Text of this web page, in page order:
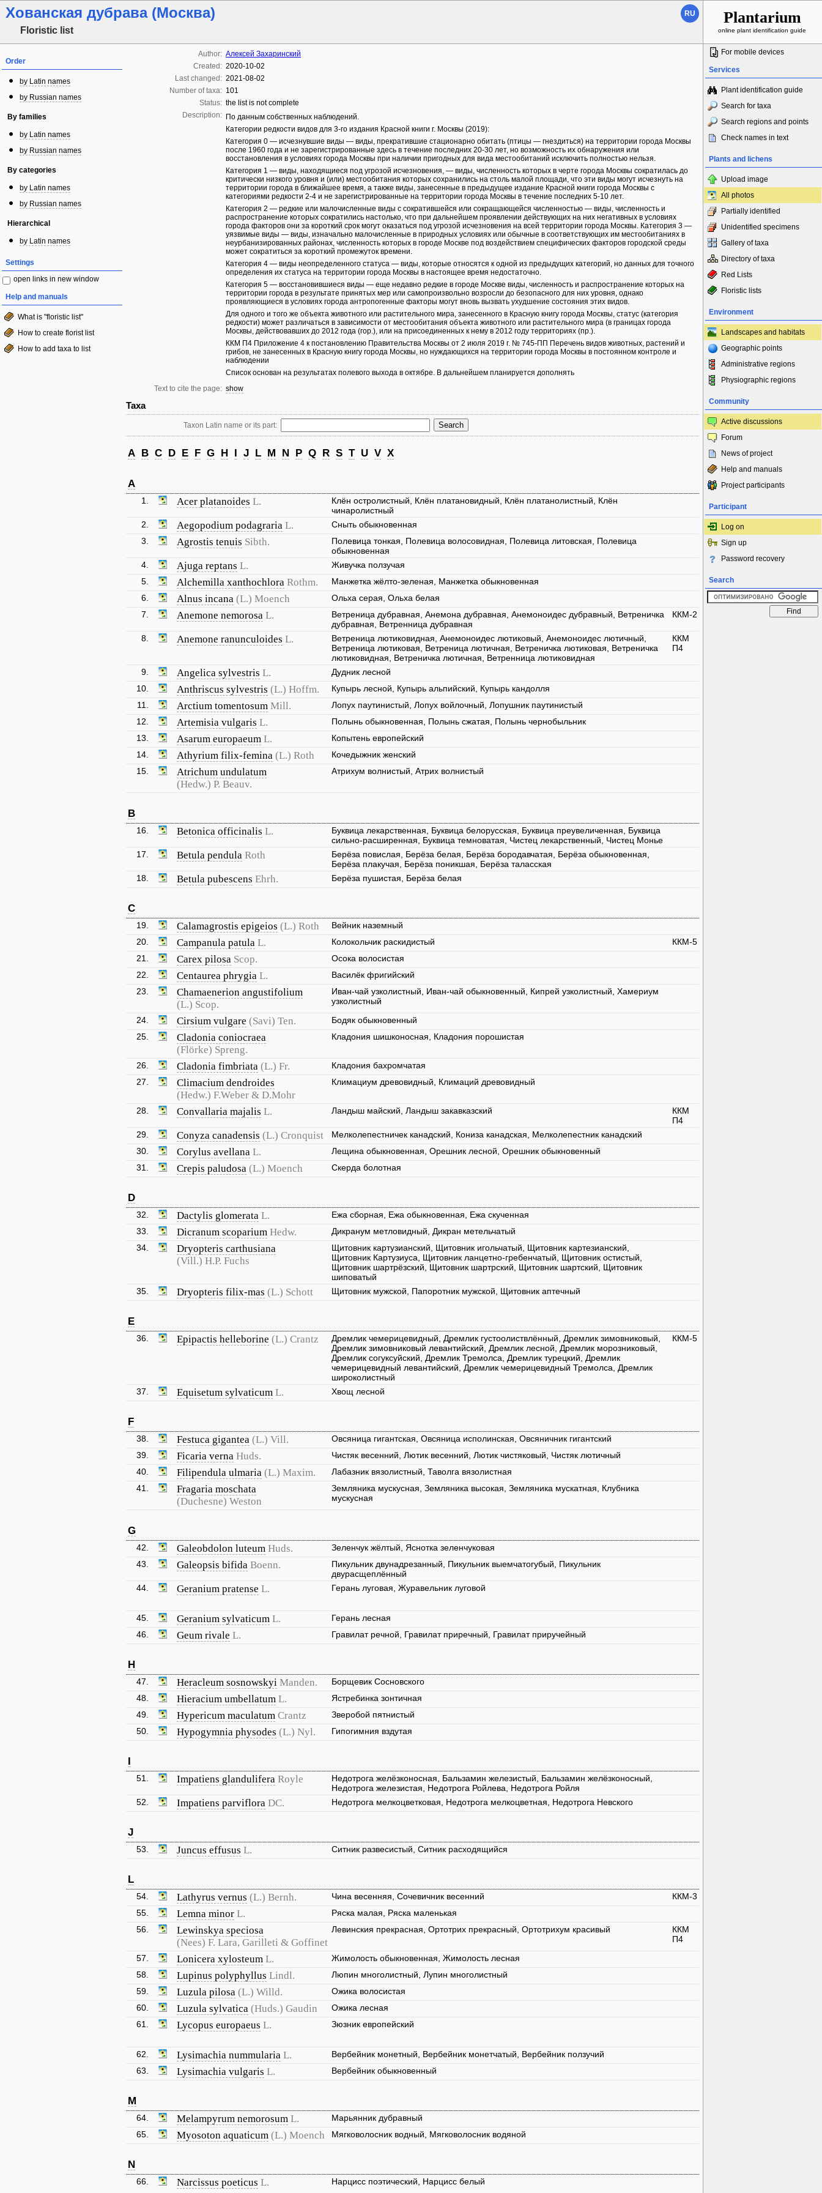
Хованская дубрава (Москва)
Floristic list
RU Plantarium
online plant identification guide
Order
by Latin names
by Russian names
By families
by Latin names
by Russian names
By categories
by Latin names
by Russian names
Hierarchical
by Latin names
Settings
open links in new window
Help and manuals
What is "floristic list"
How to create florist list
How to add taxa to list
Author: Алексей Захаринский
Created: 2020-10-02
Last changed: 2021-08-02
Number of taxa: 101
Status: the list is not complete
Description: По данным собственных наблюдений.
Категории редкости видов для 3-го издания Красной книги г. Москвы (2019):
Категория 0 — исчезнувшие виды — виды, прекратившие стационарно обитать (птицы — гнездиться) на территории города Москвы
после 1960 года и не зарегистрированные здесь в течение последних 20-30 лет, но возможность их обнаружения или
восстановления в условиях города Москвы при наличии пригодных для вида местообитаний исключить полностью нельзя.
Категория 1 — виды, находящиеся под угрозой исчезновения, — виды, численность которых в черте города Москвы сократилась до
критически низкого уровня и (или) местообитания которых сохранились на столь малой площади, что эти виды могут исчезнуть на
территории города в ближайшее время, а также виды, занесенные в предыдущее издание Красной книги города Москвы с
категориями редкости 2-4 и не зарегистрированные на территории города Москвы в течение последних 5-10 лет.
Категория 2 — редкие или малочисленные виды с сократившейся или сокращающейся численностью — виды, численность и
распространение которых сократились настолько, что при дальнейшем проявлении действующих на них негативных в условиях
города факторов они за короткий срок могут оказаться под угрозой исчезновения на всей территории города Москвы. Категория 3 —
уязвимые виды — виды, изначально малочисленные в природных условиях или обычные в соответствующих им местообитаниях в
неурбанизированных районах, численность которых в городе Москве под воздействием специфических факторов городской среды
может сократиться за короткий промежуток времени.
Категория 4 — виды неопределенного статуса — виды, которые относятся к одной из предыдущих категорий, но данных для точного
определения их статуса на территории города Москвы в настоящее время недостаточно.
Категория 5 — восстановившиеся виды — еще недавно редкие в городе Москве виды, численность и распространение которых на
территории города в результате принятых мер или самопроизвольно возросли до безопасного для них уровня, однако
проявляющиеся в условиях города антропогенные факторы могут вновь вызвать ухудшение состояния этих видов.
Для одного и того же объекта животного или растительного мира, занесенного в Красную книгу города Москвы, статус (категория
редкости) может различаться в зависимости от местообитания объекта животного или растительного мира (в границах города
Москвы, действовавших до 2012 года (гор.), или на присоединенных к нему в 2012 году территориях (пр.).
ККМ П4 Приложение 4 к постановлению Правительства Москвы от 2 июля 2019 г. № 745-ПП Перечень видов животных, растений и
грибов, не занесенных в Красную книгу города Москвы, но нуждающихся на территории города Москвы в постоянном контроле и
наблюдении
Список основан на результатах полевого выхода в октябре. В дальнейшем планируется дополнять
Text to cite the page: show
Taxa
Taxon Latin name or its part:
A B C D E F G H I J L M N P Q R S T U V X
A
1. Acer platanoides L.
Клён остролистный, Клён платановидный, Клён платанолистный, Клён
чинаролистный
2.
Aegopodium podagraria L.
Сныть обыкновенная
3.
Agrostis tenuis Sibth.
Полевица тонкая, Полевица волосовидная, Полевица литовская, Полевица
обыкновенная
4.
Ajuga reptans L.
Живучка ползучая
5.
Alchemilla xanthochlora Rothm.
Манжетка жёлто-зеленая, Манжетка обыкновенная
6.
Alnus incana (L.) Moench
Ольха серая, Ольха белая
7.
Anemone nemorosa L.
Ветреница дубравная, Анемона дубравная, Анемоноидес дубравный, Ветреничка
дубравная, Ветренница дубравная
ККМ-2
8. Anemone ranunculoides L.
Ветреница лютиковидная, Анемоноидес лютиковый, Анемоноидес лютичный,
Ветреница лютиковая, Ветреница лютичная, Ветреничка лютиковая, Ветреничка
лютиковидная, Ветреничка лютичная, Ветренница лютиковидная
ККМ
П4
9. Angelica sylvestris L.
Дудник лесной
10.
Anthriscus sylvestris (L.) Hoffm.
Купырь лесной, Купырь альпийский, Купырь кандолля
11.
Arctium tomentosum Mill.
Лопух паутинистый, Лопух войлочный, Лопушник паутинистый
12.
Artemisia vulgaris L.
Полынь обыкновенная, Полынь сжатая, Полынь чернобыльник
13.
Asarum europaeum L.
Копытень европейский
14.
Athyrium filix-femina (L.) Roth
Кочедыжник женский
15.
Atrichum undulatum
(Hedw.) P. Beauv.
Атрихум волнистый, Атрих волнистый
B
16. Betonica officinalis L.
Буквица лекарственная, Буквица белорусская, Буквица преувеличенная, Буквица
сильно-расширенная, Буквица темноватая, Чистец лекарственный, Чистец Монье
17.
Betula pendula Roth
Берёза повислая, Берёза белая, Берёза бородавчатая, Берёза обыкновенная,
Берёза плакучая, Берёза поникшая, Берёза таласская
18.
Betula pubescens Ehrh. Берёза пушистая, Берёза белая
C
19. Calamagrostis epigeios (L.) Roth
Вейник наземный
20.
Campanula patula L. Колокольчик раскидистый
ККМ-5
21.
Carex pilosa Scop.
Осока волосистая
22.
Centaurea phrygia L.
Василёк фригийский
23.
Chamaenerion angustifolium
(L.) Scop.
Иван-чай узколистный, Иван-чай обыкновенный, Кипрей узколистный, Хамериум
узколистный
24.
Cirsium vulgare (Savi) Ten.
Бодяк обыкновенный
25.
Cladonia coniocraea
(Flörke) Spreng.
Кладония шишконосная, Кладония порошистая
26. Cladonia fimbriata (L.) Fr.
Кладония бахромчатая
27.
Climacium dendroides
(Hedw.) F.Weber & D.Mohr
Климациум древовидный, Климаций древовидный
28. Convallaria majalis L. Ландыш майский, Ландыш закавказский
ККМ
П4
29.
Conyza canadensis (L.) Cronquist
Мелколепестничек канадский, Кониза канадская, Мелколепестник канадский
30.
Corylus avellana L.
Лещина обыкновенная, Орешник лесной, Орешник обыкновенный
31.
Crepis paludosa (L.) Moench Скерда болотная
D
32. Dactylis glomerata L.
Ежа сборная, Ежа обыкновенная, Ежа скученная
33.
Dicranum scoparium Hedw.
Дикранум метловидный, Дикран метельчатый
34.
Dryopteris carthusiana
(Vill.) H.P. Fuchs
Щитовник картузианский, Щитовник игольчатый, Щитовник картезианский,
Щитовник Картузиуса, Щитовник ланцетно-гребенчатый, Щитовник остистый,
Щитовник шартрёзский, Щитовник шартрский, Щитовник шартский, Щитовник
шиповатый
35.
Dryopteris filix-mas (L.) Schott Щитовник мужской, Папоротник мужской, Щитовник аптечный
E
36. Epipactis helleborine (L.) Crantz
Дремлик чемерицевидный, Дремлик густоолиствлённый, Дремлик зимовниковый,
Дремлик зимовниковый левантийский, Дремлик лесной, Дремлик морозниковый,
Дремлик согуксуйский, Дремлик Тремолса, Дремлик турецкий, Дремлик
чемерицевидный левантийский, Дремлик чемерицевидный Тремолса, Дремлик
широколистный
ККМ-5
37. Equisetum sylvaticum L. Хвощ лесной
F
38. Festuca gigantea (L.) Vill.
Овсяница гигантская, Овсяница исполинская, Овсяничник гигантский
39.
Ficaria verna Huds.
Чистяк весенний, Лютик весенний, Лютик чистяковый, Чистяк лютичный
40.
Filipendula ulmaria (L.) Maxim.
Лабазник вязолистный, Таволга вязолистная
41.
Fragaria moschata
(Duchesne) Weston
Земляника мускусная, Земляника высокая, Земляника мускатная, Клубника
мускусная
G
42. Galeobdolon luteum Huds.
Зеленчук жёлтый, Яснотка зеленчуковая
43.
Galeopsis bifida Boenn.
Пикульник двунадрезанный, Пикульник выемчатогубый, Пикульник
двурасщеплённый
44.
Geranium pratense L. Герань луговая, Журавельник луговой
45. Geranium sylvaticum L.
Герань лесная
46.
Geum rivale L. Гравилат речной, Гравилат приречный, Гравилат приручейный
H
47. Heracleum sosnowskyi Manden.
Борщевик Сосновского
48.
Hieracium umbellatum L.
Ястребинка зонтичная
49.
Hypericum maculatum Crantz
Зверобой пятнистый
50.
Hypogymnia physodes (L.) Nyl. Гипогимния вздутая
I
51. Impatiens glandulifera Royle
Недотрога желёзконосная, Бальзамин железистый, Бальзамин желёзконосный,
Недотрога железистая, Недотрога Ройлева, Недотрога Ройля
52.
Impatiens parviflora DC. Недотрога мелкоцветковая, Недотрога мелкоцветная, Недотрога Невского
J
53. Juncus effusus L. Ситник развесистый, Ситник расходящийся
L
54. Lathyrus vernus (L.) Bernh. Чина весенняя, Сочевичник весенний
ККМ-3
55.
Lemna minor L.
Ряска малая, Ряска маленькая
56.
Lewinskya speciosa
(Nees) F. Lara, Garilleti & Goffinet
Левинския прекрасная, Ортотрих прекрасный, Ортотрихум красивый
ККМ
П4
57.
Lonicera xylosteum L.
Жимолость обыкновенная, Жимолость лесная
58.
Lupinus polyphyllus Lindl.
Люпин многолистный, Лупин многолистный
59.
Luzula pilosa (L.) Willd.
Ожика волосистая
60.
Luzula sylvatica (Huds.) Gaudin
Ожика лесная
61.
Lycopus europaeus L. Зюзник европейский
62. Lysimachia nummularia L.
Вербейник монетный, Вербейник монетчатый, Вербейник ползучий
63.
Lysimachia vulgaris L. Вербейник обыкновенный
M
64. Melampyrum nemorosum L.
Марьянник дубравный
65.
Myosoton aquaticum (L.) Moench Мягковолосник водный, Мягковолосник водяной
N
66. Narcissus poeticus L. Нарцисс поэтический, Нарцисс белый
For mobile devices
Services
Plant identification guide
Search for taxa
Search regions and points
Check names in text
Plants and lichens
Upload image
All photos
Partially identified
Unidentified specimens
Gallery of taxa
Directory of taxa
Red Lists
Floristic lists
Environment
Landscapes and habitats
Geographic points
Administrative regions
Physiographic regions
Community
Active discussions
Forum
News of project
Help and manuals
Project participants
Participant
Log on
Sign up
Password recovery
Search